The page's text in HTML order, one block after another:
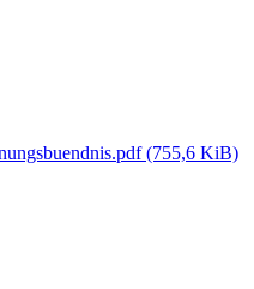
(755,6 KiB)